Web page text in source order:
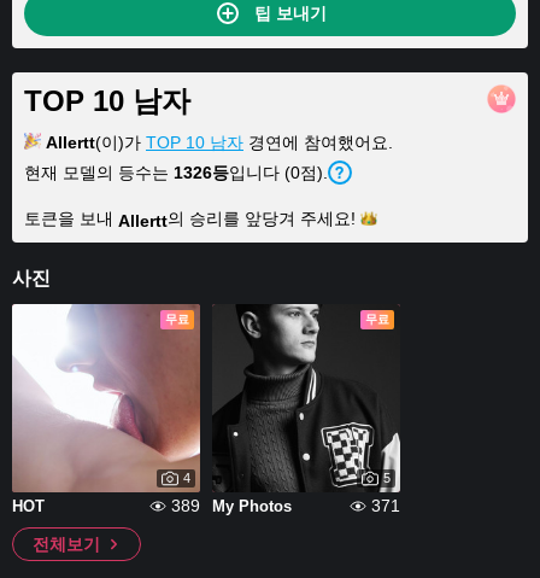
팁 보내기
TOP 10 남자
Allertt(이)가 TOP 10 남자 경연에 참여했어요.
현재 모델의 등수는 1326등입니다 (0점).
토큰을 보내 Allertt의 승리를 앞당겨 주세요!
사진
무료
4
HOT 389
무료
5
My Photos
371
전체보기